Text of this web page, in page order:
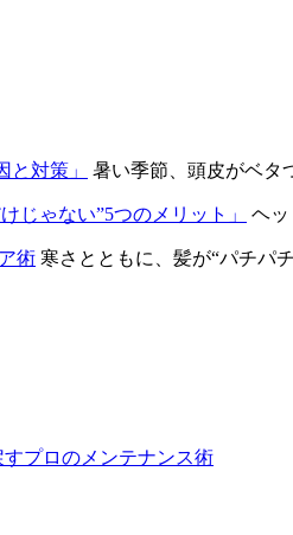
対策」 暑い季節、頭皮がベタ
じゃない”5つのメリット」 ヘッ
術 寒さとともに、髪が“パチパ
プロのメンテナンス術